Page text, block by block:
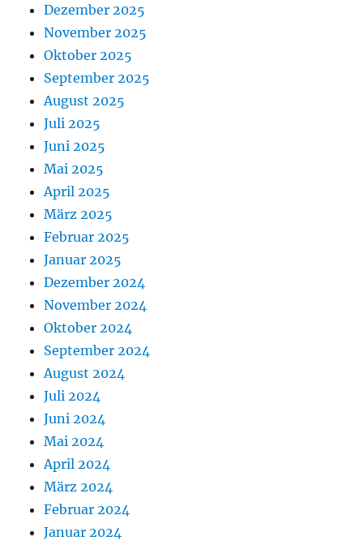
Dezember 2025
November 2025
Oktober 2025
September 2025
August 2025
Juli 2025
Juni 2025
Mai 2025
April 2025
März 2025
Februar 2025
Januar 2025
Dezember 2024
November 2024
Oktober 2024
September 2024
August 2024
Juli 2024
Juni 2024
Mai 2024
April 2024
März 2024
Februar 2024
Januar 2024